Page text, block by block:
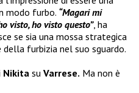
modo furbo. “Magari mi
visto, ho visto questo”, ha
se sia una mossa strategica
della furbizia nel suo sguardo.
Nikita su Varrese. Ma non è